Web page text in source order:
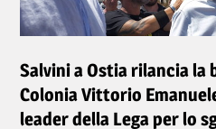
Salvini a Ostia rilancia la
Colonia Vittorio
leader della Lega per lo